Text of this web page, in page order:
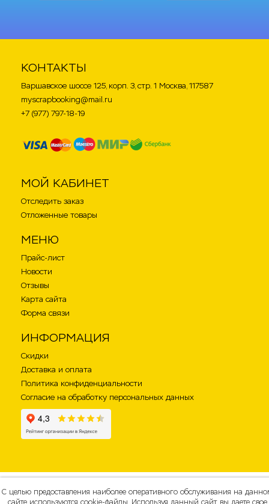
КОНТАКТЫ
Варшавское шоссе 125, корп. 3, стр. 1 Москва, 117587
myscrapbooking@mail.ru
+7 (977) 797-18-19
МОЙ КАБИНЕТ
Отследить заказ
Отложенные товары
МЕНЮ
Прайс-лист
Новости
Отзывы
Карта сайта
Форма связи
ИНФОРМАЦИЯ
Скидки
Доставка и оплата
Политика конфиденциальности
Согласие на обработку персональных данных
С целью предоставления наиболее оперативного обслуживания на